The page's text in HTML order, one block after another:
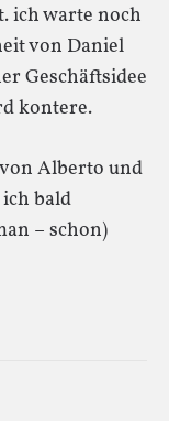
ich warte noch
von Daniel
Geschäftsidee
kontere.
Alberto und
bald
– schon)